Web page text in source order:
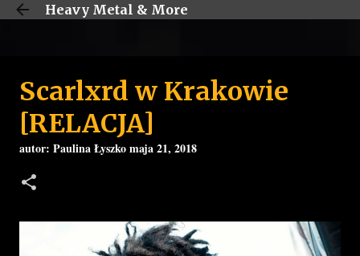
Przejdź do głównej zawartości
Heavy Metal & More
Scarlxrd w Krakowie
[RELACJA]
autor: Paulina Łyszkomaja 21, 2018